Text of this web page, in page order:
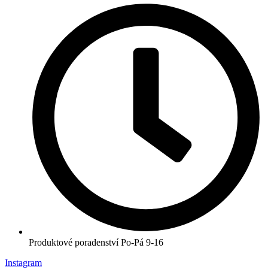
Produktové poradenství Po-Pá 9-16
Instagram